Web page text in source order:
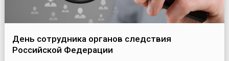
День сотрудника органов следствия
Российской Федерации